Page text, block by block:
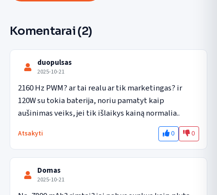
Komentarai (2)
duopulsas
2025-10-21
2160 Hz PWM? ar tai realu ar tik marketingas? ir
120W su tokia baterija, noriu pamatyt kaip
aušinimas veiks, jei tik išlaikys kainą normalia..
Atsakyti 0 0
Domas
2025-10-21